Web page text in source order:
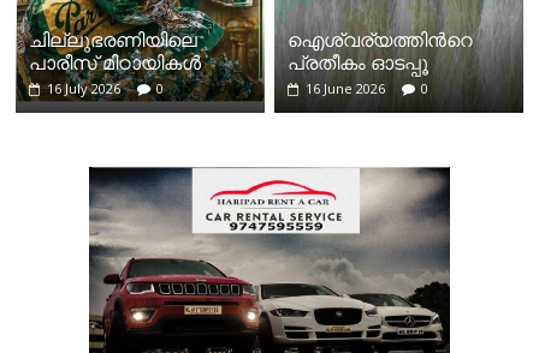
ചില്ലുഭരണിയിലെ
പാരീസ് മിഠായികള്‍
16 July 2026 0
ഐശ്വര്യത്തിന്‍റെ
പ്രതീകം ഓടപ്പൂ
16 June 2026 0